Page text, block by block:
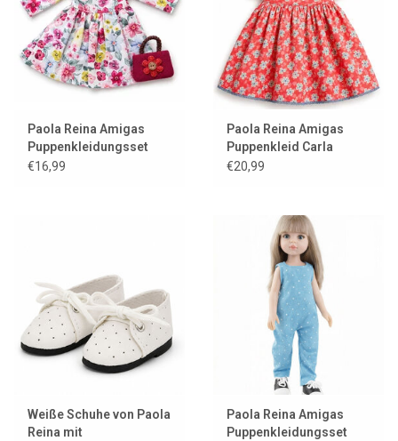
Paola Reina Amigas
Puppenkleidungsset
Rosa
€16,99
Paola Reina Amigas
Puppenkleid Carla
€20,99
Weiße Schuhe von Paola
Reina mit
Paola Reina Amigas
Puppenkleidungsset